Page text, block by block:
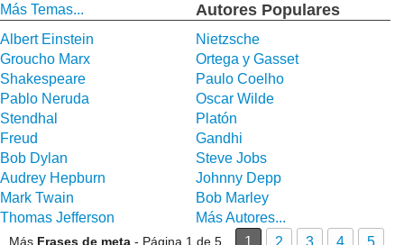
Más Temas...
Autores Populares
Albert Einstein
Nietzsche
Groucho Marx
Ortega y Gasset
Shakespeare
Paulo Coelho
Pablo Neruda
Oscar Wilde
Stendhal
Platón
Freud
Gandhi
Bob Dylan
Steve Jobs
Audrey Hepburn
Johnny Depp
Mark Twain
Bob Marley
Thomas Jefferson
Más Autores...
Más Frases de meta - Página 1 de 5 1 2 3 4
5